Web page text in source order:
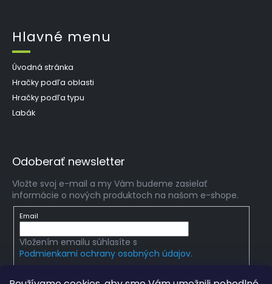
Hlavné menu
Úvodná stránka
Hračky podľa oblasti
Hračky podľa typu
Labák
Odoberať newsletter
Vložte svoj e-mail a my Vám budeme zasielať
informácie o nových produktoch na našom e-shope.
Email
Vložením emailu súhlasíte s
Podmienkami ochrany osobných údajov.